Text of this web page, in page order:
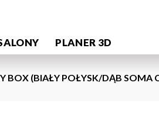
PLANER 3D
BOX (BIAŁY POŁYSK/DĄB SOMA